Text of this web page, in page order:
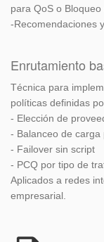
para QoS o
-Recomendaciones
Enrutamiento
Técnica para
políticas definidas
- Elección de
- Balanceo de carga
- Failover sin script
- PCQ por tipo de
Aplicados a redes
empresarial.